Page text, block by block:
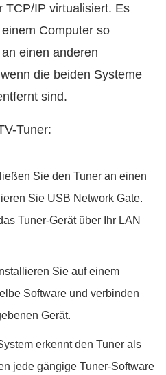
TCP/IP virtualisiert. Es
Computer so
einen anderen
die beiden Systeme
sind.
Tuner:
Sie den Tuner an einen
Sie USB Network Gate.
Tuner-Gerät über Ihr LAN
Sie auf einem
Software und verbinden
Gerät.
erkennt den Tuner als
jede gängige Tuner-Software